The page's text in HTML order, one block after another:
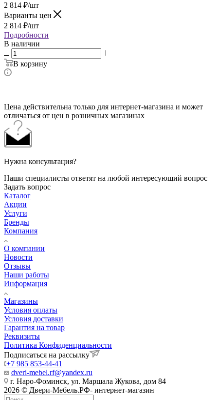
2 814 ₽/шт
Варианты цен
2 814 ₽/шт
Подробности
В наличии
В корзину
Цена действительна только для интернет-магазина и может
отличаться от цен в розничных магазинах
Нужна консультация?
Наши специалисты ответят на любой интересующий вопрос
Задать вопрос
Каталог
Акции
Услуги
Бренды
Компания
О компании
Новости
Отзывы
Наши работы
Информация
Магазины
Условия оплаты
Условия доставки
Гарантия на товар
Реквизиты
Политика Конфиденциальности
Подписаться на рассылку
+7 985 853-44-41
dveri-mebel.rf@yandex.ru
г. Наро-Фоминск, ул. Маршала Жукова, дом 84
2026 © Двери-Мебель.РФ- интернет-магазин